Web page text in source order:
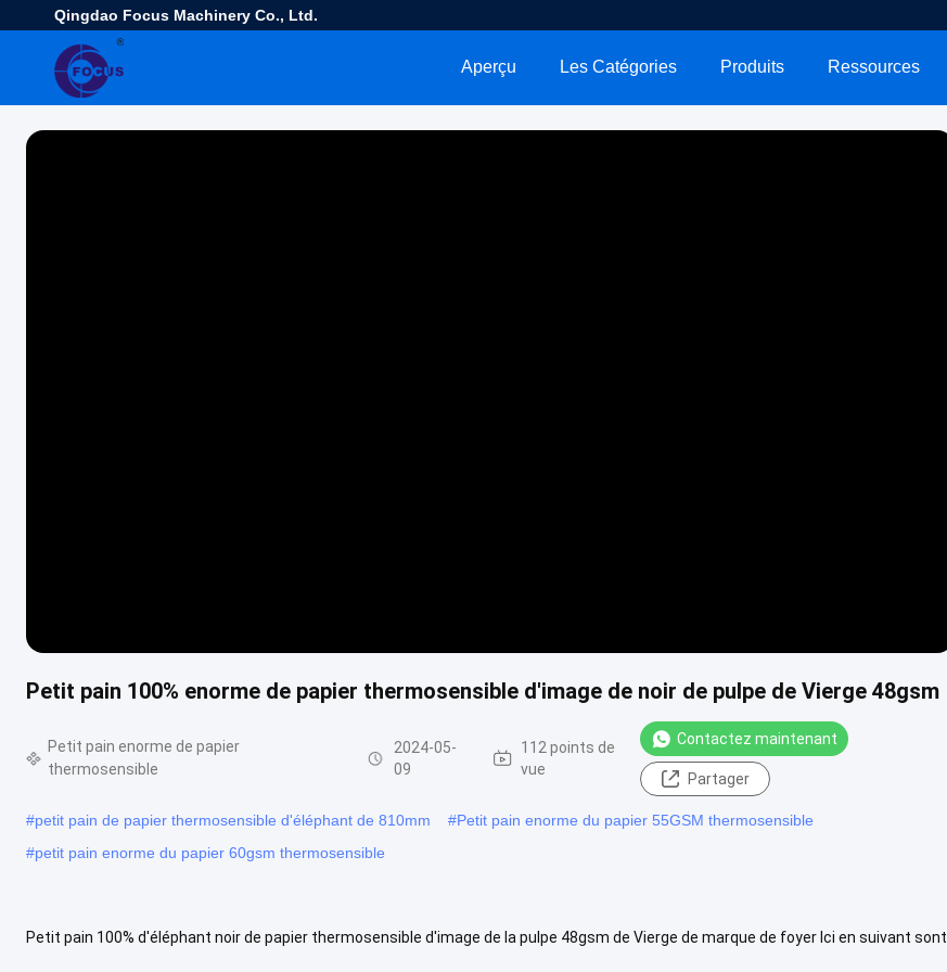
Qingdao Focus Machinery Co., Ltd.
Aperçu Les Catégories Produits Ressources
Petit pain 100% enorme de papier thermosensible d'image de noir de pulpe de Vierge 48gsm
Petit pain enorme de papier
thermosensible
2024-05-
09
112 points de
vue
Contactez maintenant
Partager
#petit pain de papier thermosensible d'éléphant de 810mm #Petit pain enorme du papier 55GSM thermosensible
#petit pain enorme du papier 60gsm thermosensible
Petit pain 100% d'éléphant noir de papier thermosensible d'image de la pulpe 48gsm de Vierge de marque de foyer Ici en suivant sont